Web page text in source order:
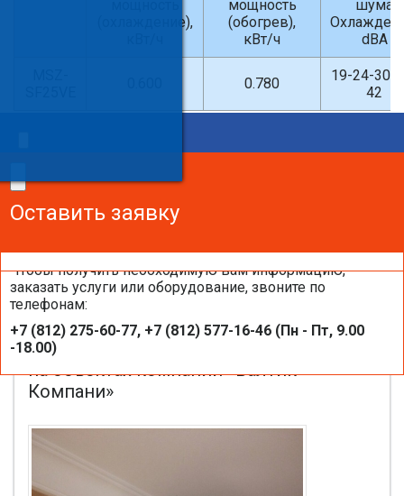
(охлаждение),
мощность
(обогрев),
кВт/ч
шума
dBA
0.780
19-24-30-
42
Сделайте заказ!
Оставить заявку
×
Оставить заявку
Чтобы получить необходимую вам информацию,
заказать услуги или оборудование, звоните по
телефонам:
+7 (812) 275-60-77, +7 (812) 577-16-46 (Пн - Пт, 9.00
-18.00)
×
Оставить заявку
Настенные внутренние блоки
кондиционеров MITSUBISHI ELECTRIC
на объектах компании «Балтик-
Компани»